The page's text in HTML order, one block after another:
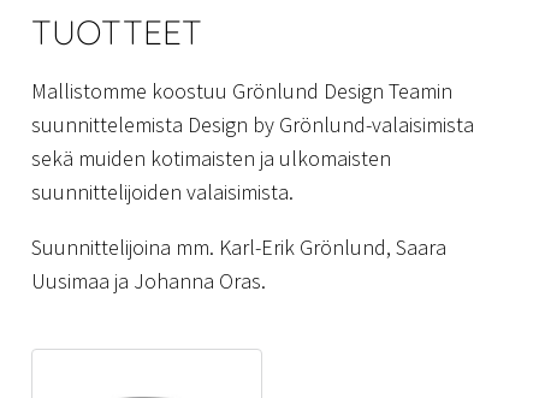
TUOTTEET
Mallistomme koostuu Grönlund Design Teamin
suunnittelemista Design by Grönlund-valaisimista
sekä muiden kotimaisten ja ulkomaisten
suunnittelijoiden valaisimista.
Suunnittelijoina mm. Karl-Erik Grönlund, Saara
Uusimaa ja Johanna Oras.